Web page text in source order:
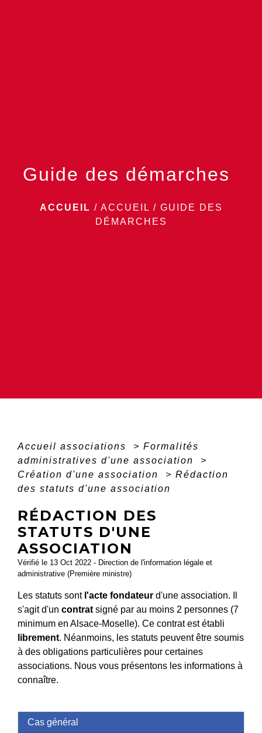
Guide des démarches
ACCUEIL / ACCUEIL / GUIDE DES
DÉMARCHES
Accueil associations > Formalités
administratives d'une association
>
Création d'une association
> Rédaction
des statuts d'une association
RÉDACTION DES
STATUTS D'UNE
ASSOCIATION
Vérifié le 13 Oct 2022 - Direction de l'information légale et
administrative (Première ministre)
Les statuts sontl'acte fondateur d'une association. Il
s'agit d'un contrat signé par au moins 2 personnes (7
minimum en Alsace-Moselle). Ce contrat est établi
librement. Néanmoins, les statuts peuvent être soumis
à des obligations particulières pour certaines
associations. Nous vous présentons les informations à
connaître.
Cas général